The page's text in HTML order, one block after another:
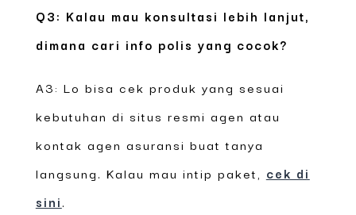
Q3: Kalau mau konsultasi lebih lanjut,
dimana cari info polis yang cocok?
A3: Lo bisa cek produk yang sesuai
kebutuhan di situs resmi agen atau
kontak agen asuransi buat tanya
langsung. Kalau mau intip paket, cek di
sini.